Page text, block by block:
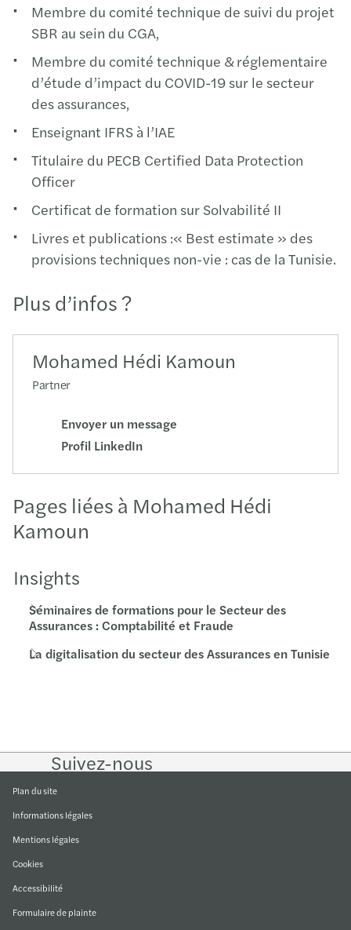
Membre du comité technique de suivi du projet
SBR au sein du CGA,
Membre du comité technique & réglementaire
d’étude d’impact du COVID-19 sur le secteur
des assurances,
Enseignant IFRS à l’IAE
Titulaire du PECB Certified Data Protection
Officer
Certificat de formation sur Solvabilité II
Livres et publications :« Best estimate » des
provisions techniques non-vie : cas de la Tunisie.
Plus d’infos ?
Mohamed Hédi Kamoun
Partner
Envoyer un message
Profil LinkedIn
Pages liées à Mohamed Hédi
Kamoun
Insights
Séminaires de formations pour le Secteur des
Assurances : Comptabilité et Fraude
La digitalisation du secteur des Assurances en Tunisie
Suivez-nous
on
on
Facebook
on
Plan du site
Informations légales
Mentions légales
Cookies
Accessibilité
Formulaire de plainte